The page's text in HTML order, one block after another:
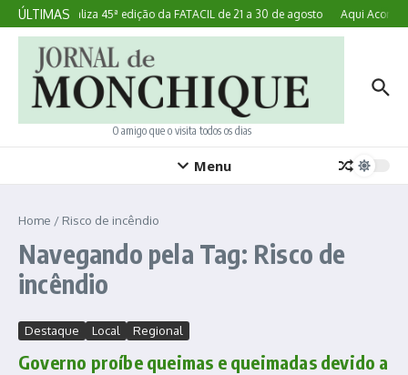
Ir para o conteúdo
ÚLTIMAS
Lagoa realiza 45ª edição da FATACIL de 21 a 30 de agosto Aqui
O amigo que o visita todos os dias
Menu
Home / Risco de incêndio
Navegando pela Tag: Risco de
incêndio
Destaque Local Regional
Governo proíbe queimas e queimadas devido a